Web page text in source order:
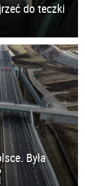
do teczki
Była